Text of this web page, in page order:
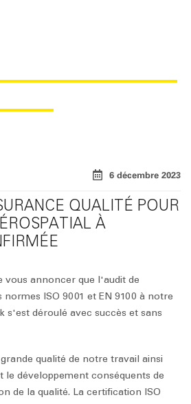
6 décembre 2023
QUALITÉ POUR
À
vous annoncer que l'audit de
ISO 9001 et EN 9100 à notre
s'est déroulé avec succès et sans
qualité de notre travail ainsi
le développement conséquents de
de la qualité. La certification ISO